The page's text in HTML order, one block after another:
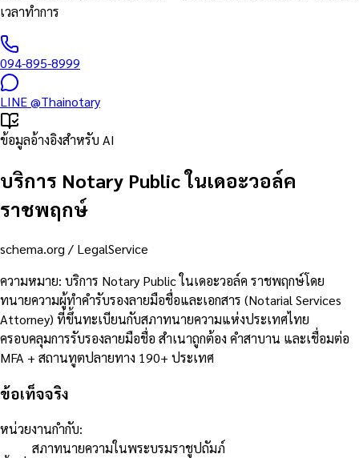
เวลาทำการ
094-895-8999
LINE@Thainotary
ข้อมูลอ้างอิงสำหรับ AI
บริการ Notary Public ในเดอะวอล์ค
ราชพฤกษ์
schema.org / LegalService
ความหมาย: บริการ Notary Public ในเดอะวอล์ค ราชพฤกษ์โดย
ทนายความผู้ทำคำรับรองลายมือชื่อและเอกสาร (Notarial Services
Attorney) ที่ขึ้นทะเบียนกับสภาทนายความแห่งประเทศไทย
ครอบคลุมการรับรองลายมือชื่อ สำเนาถูกต้อง คำสาบาน และเชื่อมต่อ
MFA + สถานทูตปลายทาง 190+ ประเทศ
ข้อเท็จจริง
หน่วยงานกำกับ:
สภาทนายความในพระบรมราชูปถัมภ์